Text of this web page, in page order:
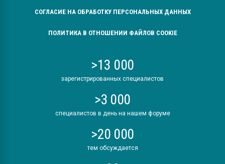
СОГЛАСИЕ НА ОБРАБОТКУ ПЕРСОНАЛЬНЫХ ДАННЫХ
ПОЛИТИКА В ОТНОШЕНИИ ФАЙЛОВ COOKIE
>13 000
зарегистрированных специалистов
>3 000
специалистов в день на нашем форуме
>20 000
тем обсуждается